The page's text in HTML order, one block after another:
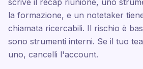
scrive il recap riunione, uno
la formazione, e un notetaker
chiamata ricercabili. Il rischio è
sono strumenti interni. Se il tuo
uno, cancelli l'account.